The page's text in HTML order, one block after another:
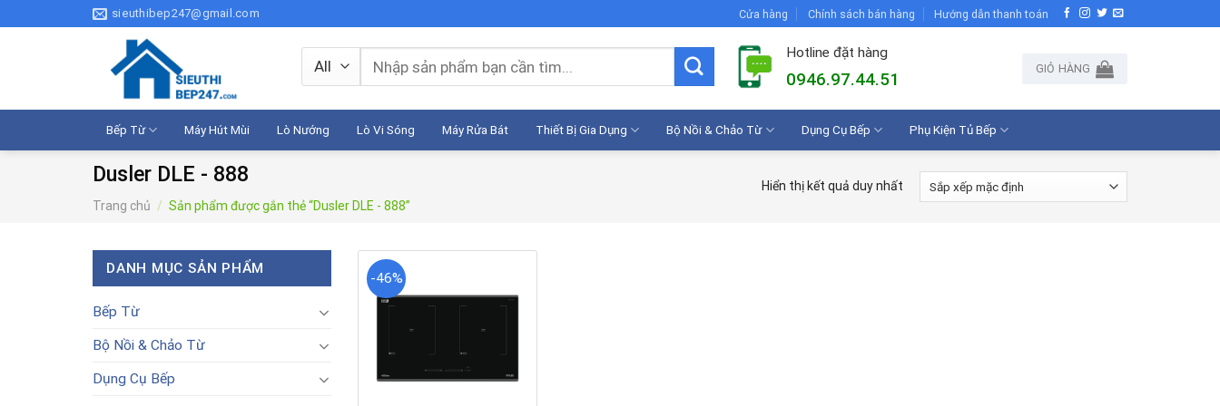
to
sieuthibep247@gmail.com Cửa hàng Chính sách bán hàng Hướng dẫn thanh toán
Tìm
kiếm:
Hotline đặt hàng
0946.97.44.51
GIỎ HÀNG
Bếp Từ Máy Hút Mùi Lò Nướng Lò Vi Sóng Máy Rửa Bát Thiết Bị Gia Dụng Bộ Nồi & Chảo Từ Dụng Cụ Bếp Phụ Kiện Tủ Bếp
Dusler DLE - 888
Trang chủ / Sản phẩm được gắn thẻ “Dusler DLE - 888”
Hiển thị kết quả duy nhất
DANH MỤC SẢN PHẨM
Bếp Từ
Bộ Nồi & Chảo Từ
Dụng Cụ Bếp
-46%